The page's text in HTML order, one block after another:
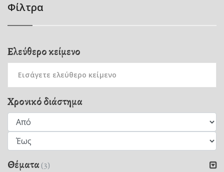
Φίλτρα
Ελεύθερο κείμενο
Χρονικό διάστημα
Θέματα(3)